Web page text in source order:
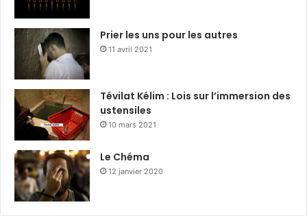
Prier les uns pour les autres
11 avril 2021
Tévilat Kélim : Lois sur l’immersion des
ustensiles
10 mars 2021
Le Chéma
12 janvier 2020